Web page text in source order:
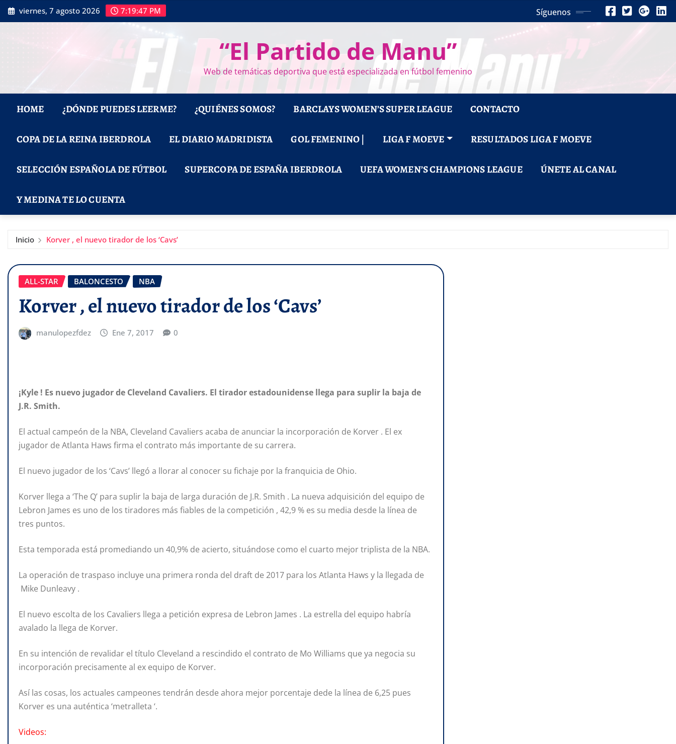
Saltar
al
viernes, 7 agosto 2026 7:19:48 PM Síguenos
“El Partido de Manu”
Web de temáticas deportiva que está especializada en fútbol femenino
HOME ¿DÓNDE PUEDES LEERME? ¿QUIÉNES SOMOS? BARCLAYS WOMEN’S SUPER LEAGUE CONTACTO
COPA DE LA REINA IBERDROLA EL DIARIO MADRIDISTA GOL FEMENINO | LIGA F MOEVE RESULTADOS LIGA F MOEVE
SELECCIÓN ESPAÑOLA DE FÚTBOL SUPERCOPA DE ESPAÑA IBERDROLA UEFA WOMEN’S CHAMPIONS LEAGUE ÚNETE AL CANAL
Y MEDINA TE LO CUENTA
Inicio Korver , el nuevo tirador de los ‘Cavs’
ALL-STAR BALONCESTO NBA
Korver , el nuevo tirador de los ‘Cavs’
manulopezfdez Ene 7, 2017 0
¡Kyle ! Es nuevo jugador de Cleveland Cavaliers. El tirador estadounidense llega para suplir la baja de
J.R. Smith.
El actual campeón de la NBA, Cleveland Cavaliers acaba de anunciar la incorporación de Korver . El ex
jugador de Atlanta Haws firma el contrato más importante de su carrera.
El nuevo jugador de los ‘Cavs’ llegó a llorar al conocer su fichaje por la franquicia de Ohio.
Korver llega a ‘The Q’ para suplir la baja de larga duración de J.R. Smith . La nueva adquisición del equipo de
Lebron James es uno de los tiradores más fiables de la competición , 42,9 % es su media desde la línea de
tres puntos.
Esta temporada está promediando un 40,9% de acierto, situándose como el cuarto mejor triplista de la NBA.
La operación de traspaso incluye una primera ronda del draft de 2017 para los Atlanta Haws y la llegada de
Mike Dunleavy .
El nuevo escolta de los Cavaliers llega a petición expresa de Lebron James . La estrella del equipo habría
avalado la llega de Korver.
En su intención de revalidar el título Cleveland a rescindido el contrato de Mo Williams que ya negocia su
incorporación precisamente al ex equipo de Korver.
Así las cosas, los actuales campeones tendrán desde ahora mejor porcentaje dede la línea de 6,25 pues
Korver es una auténtica ‘metralleta ‘.
Videos: